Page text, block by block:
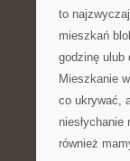
to
mieszkań
godzinę ulub
Mieszkanie
co ukrywać,
również